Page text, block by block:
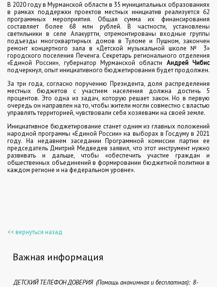
В 2020 году в Мурманской области в 35 муниципальных образованиях
в рамках поддержки проектов местных инициатив реализуется 62
программных мероприятия. Общая сумма их финансирования
составляет более 68 млн рублей. В частности, установлены
светильники в селе Алакуртти, отремонтированы входные группы
подъезды многоквартирных домов в Туломе и Пушном, закончен
ремонт концертного зала в «Детской музыкальной школе № 3»
городского поселения Печенга. Секретарь регионального отделения
«Единой России», губернатор Мурманской области Андрей Чибис
подчеркнул, опыт инициативного бюджетирования будет продолжен.
За три года, согласно поручению Президента, доля распределения
местных бюджетов с участием населения должна достичь 5
процентов. Это одна из задач, которую решает закон. Но в первую
очередь он направлен на то, чтобы жители могли совместно с властью
управлять территорией, чувствовали себя хозяевами на своей земле.
Инициативное бюджетирование станет одним из главных положений
народной программы «Единой России» на выборах в Госдуму в 2021
году. На недавнем заседании Программной комиссии партии ее
председатель Дмитрий Медведев заявил, что этот инструмент нужно
развивать и дальше, чтобы «обеспечить участие граждан и
общественных объединений в формировании бюджетной политики в
каждом регионе и на федеральном уровне».
<< вернуться назад
Важная информация
ДЕТСКИЙ ТЕЛЕФОН ДОВЕРИЯ (Помощь анонимная и бесплатная): 8-